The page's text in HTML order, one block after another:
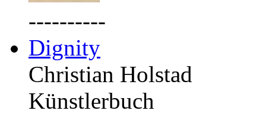
----------
Dignity
Christian Holstad
Künstlerbuch